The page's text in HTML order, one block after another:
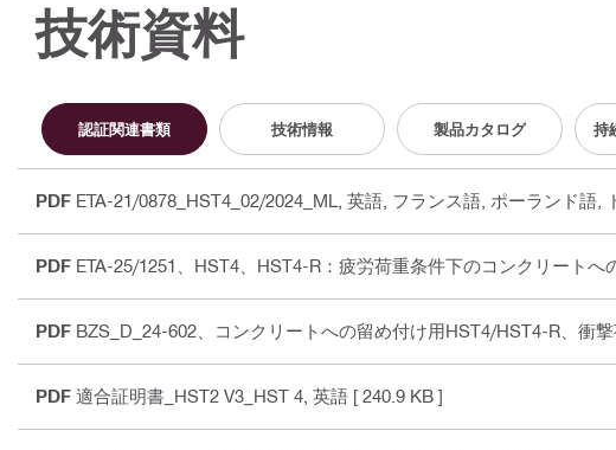
技術資料
認証関連書類 技術情報 製品カタログ 持
PDF ETA-21/0878_HST4_02/2024_ML , 英語, フランス語, ポーランド語,
PDF ETA-25/1251、HST4、HST4-R：疲労荷重条件下のコンクリートへ
PDF BZS_D_24-602、コンクリートへの留め付け用HST4/HST4-R、衝
PDF 適合証明書_HST2 V3_HST 4 , 英語 [ 240.9 KB ]